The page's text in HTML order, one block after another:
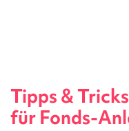
Tipps &
für Fonds-